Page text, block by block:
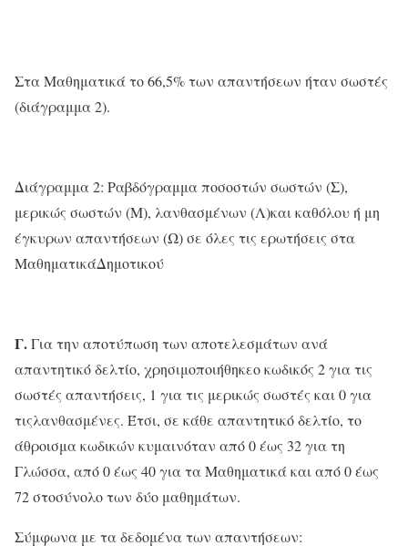
Στα Μαθηματικά το 66,5% των απαντήσεων ήταν σωστές
(διάγραμμα 2).
Διάγραμμα 2: Ραβδόγραμμα ποσοστών σωστών (Σ),
μερικώς σωστών (Μ), λανθασμένων (Λ)και καθόλου ή μη
έγκυρων απαντήσεων (Ω) σε όλες τις ερωτήσεις στα
ΜαθηματικάΔημοτικού
Γ.Για την αποτύπωση των αποτελεσμάτων ανά
απαντητικό δελτίο, χρησιμοποιήθηκεο κωδικός 2 για τις
σωστές απαντήσεις, 1 για τις μερικώς σωστές και 0 για
τιςλανθασμένες. Έτσι, σε κάθε απαντητικό δελτίο, το
άθροισμα κωδικών κυμαινόταν από 0 έως 32 για τη
Γλώσσα, από 0 έως 40 για τα Μαθηματικά και από 0 έως
72 στοσύνολο των δύο μαθημάτων.
Σύμφωνα με τα δεδομένα των απαντήσεων: